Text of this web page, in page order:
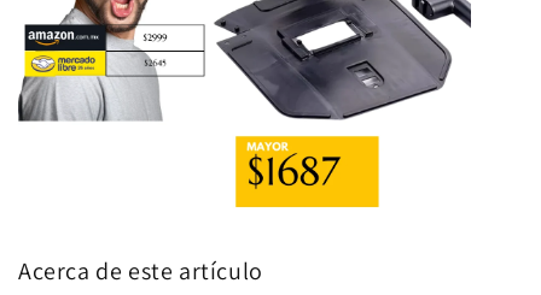
Acerca de este artículo